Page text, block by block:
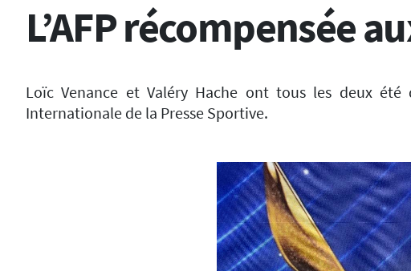
L’AFP récompensée
Loïc Venance et Valéry Hache ont tous les deux été
Internationale de la Presse Sportive.